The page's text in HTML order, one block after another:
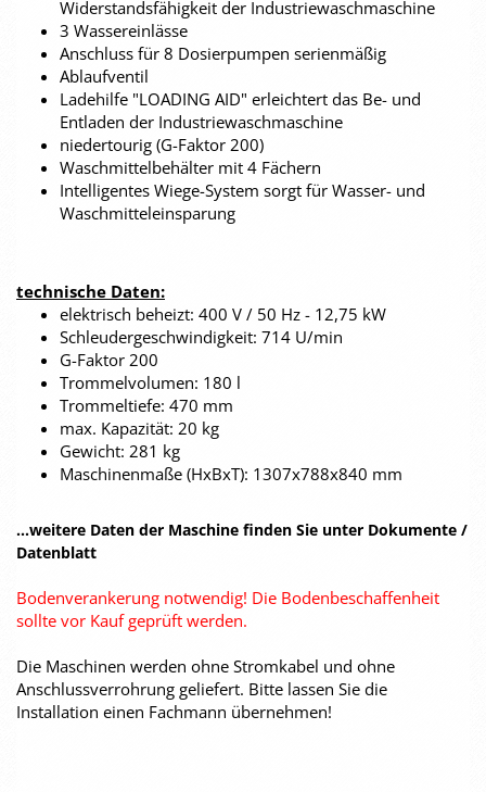
Widerstandsfähigkeit der Industriewaschmaschine
3 Wassereinlässe
Anschluss für 8 Dosierpumpen serienmäßig
Ablaufventil
Ladehilfe "LOADING AID" erleichtert das Be- und
Entladen der Industriewaschmaschine
niedertourig (G-Faktor 200)
Waschmittelbehälter mit 4 Fächern
Intelligentes Wiege-System sorgt für Wasser- und
Waschmitteleinsparung
technische Daten:
elektrisch beheizt: 400 V / 50 Hz - 12,75 kW
Schleudergeschwindigkeit: 714 U/min
G-Faktor 200
Trommelvolumen: 180 l
Trommeltiefe: 470 mm
max. Kapazität: 20 kg
Gewicht: 281 kg
Maschinenmaße (HxBxT): 1307x788x840 mm
...weitere Daten der Maschine finden Sie unter Dokumente /
Datenblatt
Bodenverankerung notwendig! Die Bodenbeschaffenheit
sollte vor Kauf geprüft werden.
Die Maschinen werden ohne Stromkabel und ohne
Anschlussverrohrung geliefert. Bitte lassen Sie die
Installation einen Fachmann übernehmen!